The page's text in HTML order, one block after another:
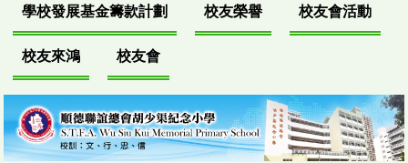
學校發展基金籌款計劃 校友榮譽 校友會活動
校友來鴻 校友會